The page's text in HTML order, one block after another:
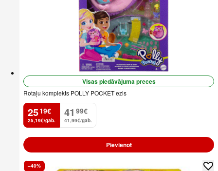
Visas piedāvājuma preces
Rotaļu komplekts POLLY POCKET ezis
25
. 19€
25,19€/gab.
41
. 99€
41,99€/gab.
Pievienot
–40%